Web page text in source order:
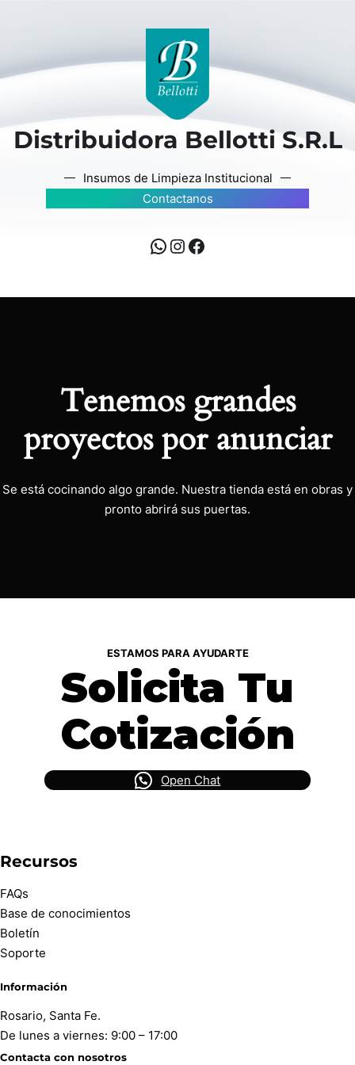
Distribuidora Bellotti S.R.L
Insumos de Limpieza Institucional
Contactanos
Tenemos grandes
proyectos por anunciar
Se está cocinando algo grande. Nuestra tienda está en obras y
pronto abrirá sus puertas.
ESTAMOS PARA AYUDARTE
Solicita Tu
Cotización
Open Chat
Recursos
FAQs
Base de conocimientos
Boletín
Soporte
Información
Rosario, Santa Fe.
De lunes a viernes: 9:00 – 17:00
Contacta con nosotros